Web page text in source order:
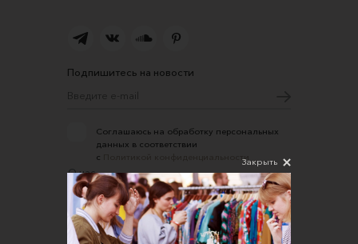
Подпишитесь на новости
Соглашаюсь на обработку персональных
данных в соответствии
с
Политикой конфиденциальности
О нас
Открыть магазин
Участие в офлайн-маркете
Закрыть